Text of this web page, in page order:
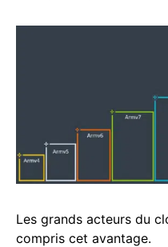
Les grands acteurs du
compris cet avantage.